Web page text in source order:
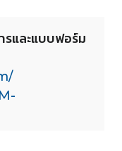
รและแบบฟอร์ม